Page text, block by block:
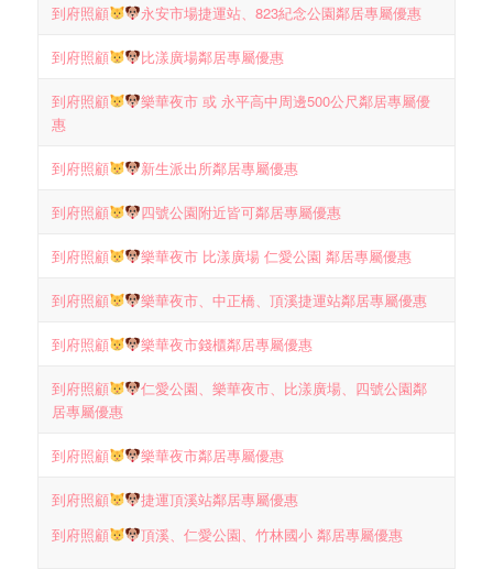
到府照顧 永安市場捷運站、823紀念公園鄰居專屬優惠
到府照顧 比漾廣場鄰居專屬優惠
到府照顧
樂華夜市 或 永平高中周邊500公尺鄰居專屬優
惠
到府照顧 新生派出所鄰居專屬優惠
到府照顧 四號公園附近皆可鄰居專屬優惠
到府照顧 樂華夜市 比漾廣場 仁愛公園 鄰居專屬優惠
到府照顧 樂華夜市、中正橋、頂溪捷運站鄰居專屬優惠
到府照顧 樂華夜市錢櫃鄰居專屬優惠
到府照顧
仁愛公園、樂華夜市、比漾廣場、四號公園鄰
居專屬優惠
到府照顧 樂華夜市鄰居專屬優惠
到府照顧
捷運頂溪站鄰居專屬優惠
到府照顧
頂溪、仁愛公園、竹林國小 鄰居專屬優惠